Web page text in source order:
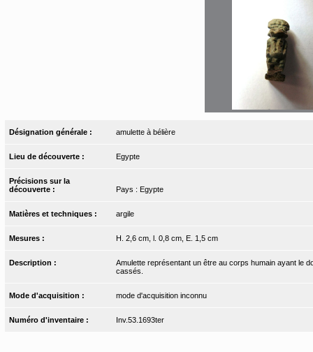
Désignation générale : amulette à bélière
Lieu de découverte : Egypte
Précisions sur la
découverte :
Pays : Egypte
Matières et techniques : argile
Mesures : H. 2,6 cm, l. 0,8 cm, E. 1,5 cm
Description :
Amulette représentant un être au corps humain ayant le
cassés.
Mode d'acquisition : mode d'acquisition inconnu
Numéro d'inventaire : Inv.53.1693ter